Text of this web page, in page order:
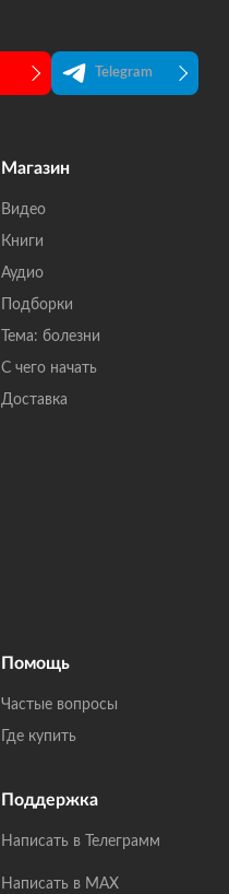
Telegram
Магазин
Видео
Книги
Аудио
Подборки
Тема: болезни
С чего начать
Доставка
Помощь
Частые вопросы
Где купить
Поддержка
Написать в Телеграмм
Написать в MAX